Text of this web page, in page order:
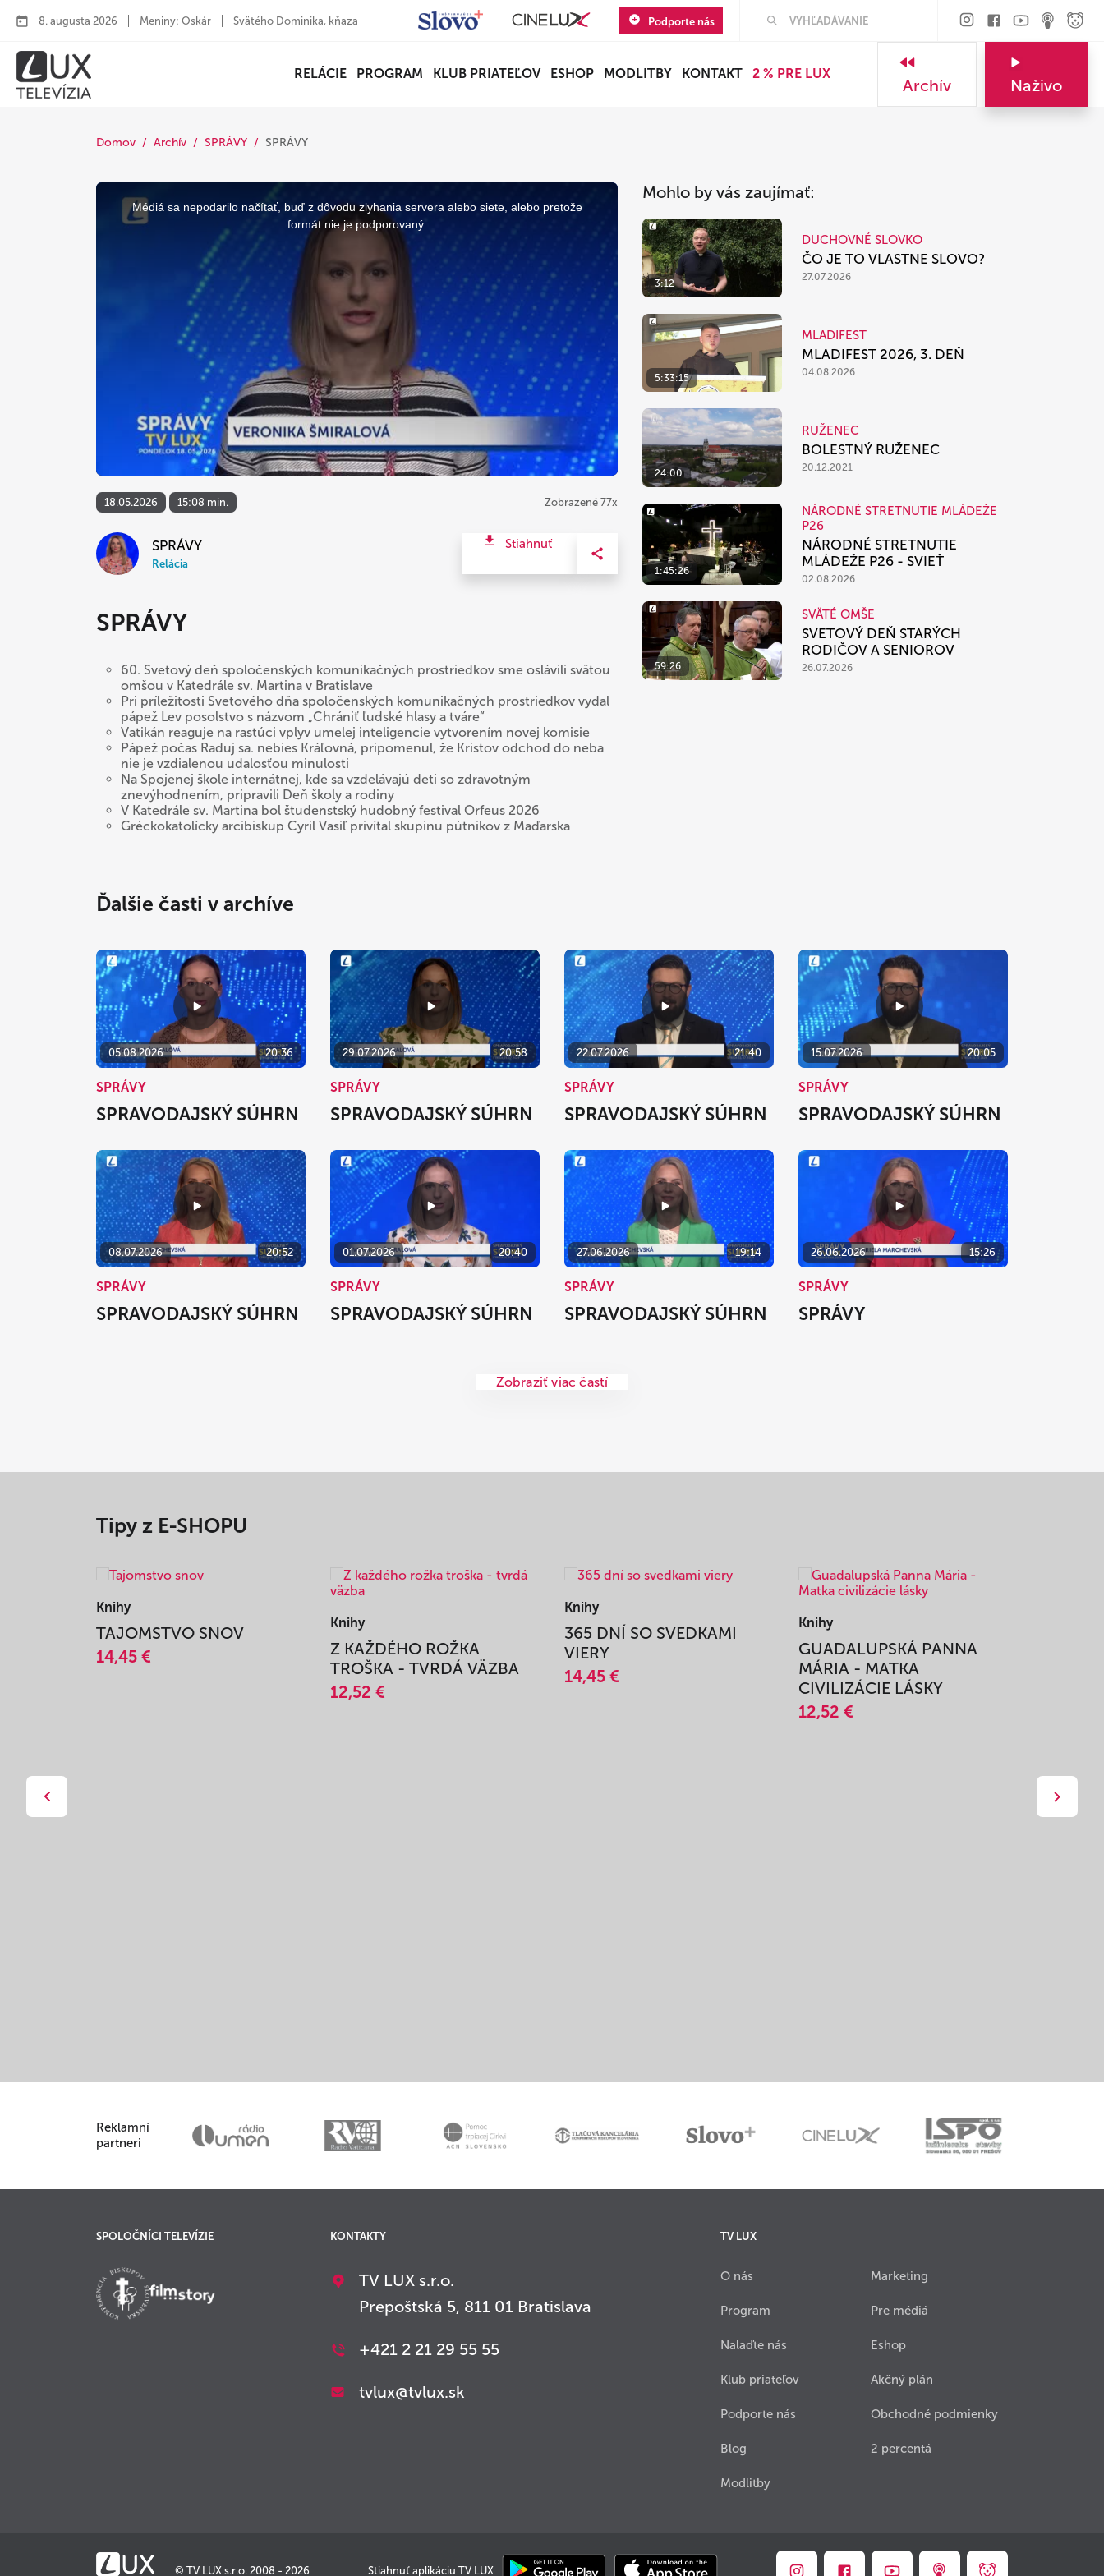
8. augusta 2026 Meniny: Oskár Svätého Dominika, kňaza Podporte nás
RELÁCIE PROGRAM KLUB PRIATEĽOV ESHOP MODLITBY KONTAKT 2 % PRE LUX
Archív Naživo
Domov Archív SPRÁVY SPRÁVY
This
Médiá sa nepodarilo načítať, buď z dôvodu zlyhania servera alebo siete, alebo pretože
formát nie je podporovaný.
18.05.2026 15:08 min. Zobrazené 77x
SPRÁVY
Relácia
Stiahnuť
SPRÁVY
60. Svetový deň spoločenských komunikačných prostriedkov sme oslávili svätou
omšou v Katedrále sv. Martina v Bratislave
Pri príležitosti Svetového dňa spoločenských komunikačných prostriedkov vydal
pápež Lev posolstvo s názvom „Chrániť ľudské hlasy a tváre“
Vatikán reaguje na rastúci vplyv umelej inteligencie vytvorením novej komisie
Pápež počas Raduj sa. nebies Kráľovná, pripomenul, že Kristov odchod do neba
nie je vzdialenou udalosťou minulosti
Na Spojenej škole internátnej, kde sa vzdelávajú deti so zdravotným
znevýhodnením, pripravili Deň školy a rodiny
V Katedrále sv. Martina bol študenstský hudobný festival Orfeus 2026
Gréckokatolícky arcibiskup Cyril Vasiľ privítal skupinu pútnikov z Maďarska
Mohlo by vás zaujímať:
3:12
DUCHOVNÉ SLOVKO
ČO JE TO VLASTNE SLOVO?
27.07.2026
5:33:15
MLADIFEST
MLADIFEST 2026, 3. DEŇ
04.08.2026
24:00
RUŽENEC
BOLESTNÝ RUŽENEC
20.12.2021
1:45:26
NÁRODNÉ STRETNUTIE MLÁDEŽE
P26
NÁRODNÉ STRETNUTIE
MLÁDEŽE P26 - SVIEŤ
02.08.2026
59:26
SVÄTÉ OMŠE
SVETOVÝ DEŇ STARÝCH
RODIČOV A SENIOROV
26.07.2026
Ďalšie časti v archíve
05.08.2026 20:36
SPRÁVY
SPRAVODAJSKÝ SÚHRN
29.07.2026 20:58
SPRÁVY
SPRAVODAJSKÝ SÚHRN
22.07.2026 21:40
SPRÁVY
SPRAVODAJSKÝ SÚHRN
15.07.2026 20:05
SPRÁVY
SPRAVODAJSKÝ SÚHRN
08.07.2026 20:52
SPRÁVY
SPRAVODAJSKÝ SÚHRN
01.07.2026 20:40
SPRÁVY
SPRAVODAJSKÝ SÚHRN
27.06.2026 19:14
SPRÁVY
SPRAVODAJSKÝ SÚHRN
26.06.2026 15:26
SPRÁVY
SPRÁVY
Zobraziť viac častí
Tipy z E-SHOPU
Knihy
TAJOMSTVO SNOV
14,45 €
Knihy
Z KAŽDÉHO ROŽKA
TROŠKA - TVRDÁ VÄZBA
12,52 €
Knihy
365 DNÍ SO SVEDKAMI
VIERY
14,45 €
Knihy
GUADALUPSKÁ PANNA
MÁRIA - MATKA
CIVILIZÁCIE LÁSKY
12,52 €
Reklamní
partneri
SPOLOČNÍCI TELEVÍZIE KONTAKTY
TV LUX s.r.o.
Prepoštská 5, 811 01 Bratislava
+421 2 21 29 55 55
tvlux@tvlux.sk
TV LUX
O nás
Program
Nalaďte nás
Klub priateľov
Podporte nás
Blog
Modlitby
Marketing
Pre médiá
Eshop
Akčný plán
Obchodné podmienky
2 percentá
© TV LUX s.r.o. 2008 - 2026 Stiahnuť aplikáciu TV LUX